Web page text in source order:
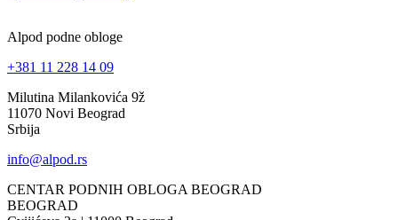
Alpod podne obloge
+381 11 228 14 09
Milutina Milankovića 9ž
11070 Novi Beograd
Srbija
info@alpod.rs
CENTAR PODNIH OBLOGA BEOGRAD
BEOGRAD